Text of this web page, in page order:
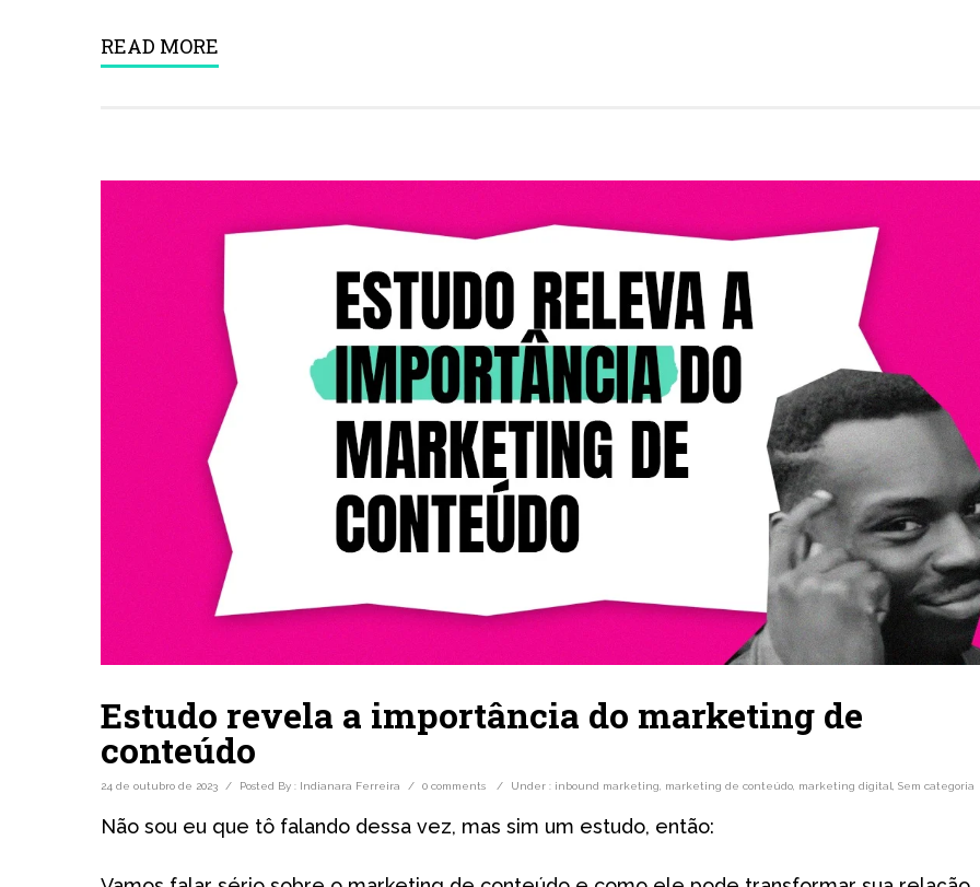
READ MORE
Estudo revela a importância do marketing de
conteúdo
24 de outubro de 2023 / Posted By : Indianara Ferreira / 0 comments / Under : inbound marketing, marketing de conteúdo, marketing digital, Sem categoria
Não sou eu que tô falando dessa vez, mas sim um estudo, então: